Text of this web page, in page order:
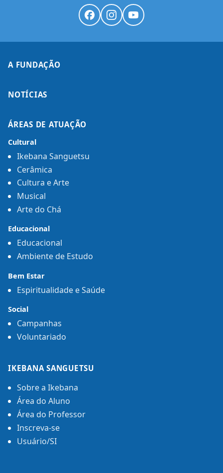
A FUNDAÇÃO
NOTÍCIAS
ÁREAS DE ATUAÇÃO
Cultural
Ikebana Sanguetsu
Cerâmica
Cultura e Arte
Musical
Arte do Chá
Educacional
Educacional
Ambiente de Estudo
Bem Estar
Espiritualidade e Saúde
Social
Campanhas
Voluntariado
IKEBANA SANGUETSU
Sobre a Ikebana
Área do Aluno
Área do Professor
Inscreva-se
Usuário/SI